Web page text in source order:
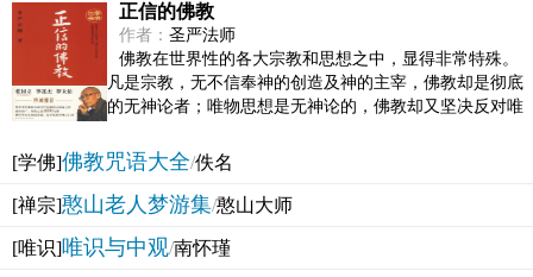
正信的佛教
作者： 圣严法师
佛教在世界性的各大宗教和思想之中，显得非常特殊。
凡是宗教，无不信奉神的创造及神的主宰，佛教却是彻底
的无神论者；唯物思想是无神论的，佛教却又坚决反对唯
[学佛]佛教咒语大全/佚名
[禅宗]憨山老人梦游集/憨山大师
[唯识]唯识与中观/南怀瑾